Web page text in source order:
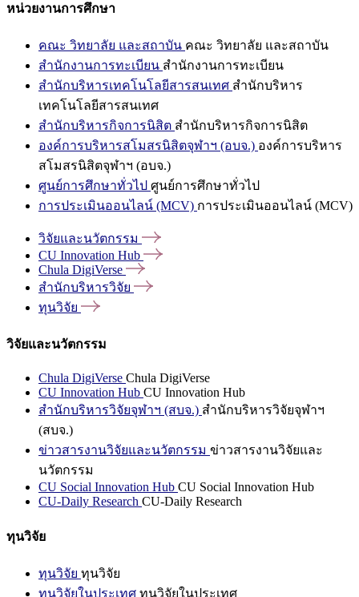
หน่วยงานการศึกษา
คณะ วิทยาลัย และสถาบัน คณะ วิทยาลัย และสถาบัน
สำนักงานการทะเบียน สำนักงานการทะเบียน
สำนักบริหารเทคโนโลยีสารสนเทศ สำนักบริหาร
เทคโนโลยีสารสนเทศ
สำนักบริหารกิจการนิสิต สำนักบริหารกิจการนิสิต
องค์การบริหารสโมสรนิสิตจุฬาฯ (อบจ.) องค์การบริหาร
สโมสรนิสิตจุฬาฯ (อบจ.)
ศูนย์การศึกษาทั่วไป ศูนย์การศึกษาทั่วไป
การประเมินออนไลน์ (MCV) การประเมินออนไลน์ (MCV)
วิจัยและนวัตกรรม
CU Innovation Hub
Chula DigiVerse
สำนักบริหารวิจัย
ทุนวิจัย
วิจัยและนวัตกรรม
Chula DigiVerse Chula DigiVerse
CU Innovation Hub CU Innovation Hub
สำนักบริหารวิจัยจุฬาฯ (สบจ.) สำนักบริหารวิจัยจุฬาฯ
(สบจ.)
ข่าวสารงานวิจัยและนวัตกรรม ข่าวสารงานวิจัยและ
นวัตกรรม
CU Social Innovation Hub CU Social Innovation Hub
CU-Daily Research CU-Daily Research
ทุนวิจัย
ทุนวิจัย ทุนวิจัย
ทุนวิจัยในประเทศ ทุนวิจัยในประเทศ